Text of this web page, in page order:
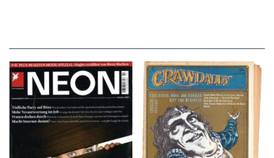
NEON – OKTOBER
2008
Crawdaddy – June/11/72